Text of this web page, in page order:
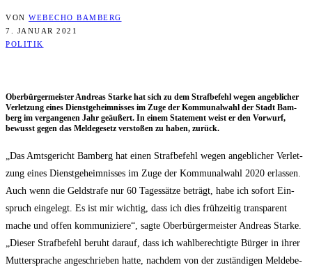
VON WEBECHO BAMBERG
7. JANUAR 2021
POLITIK
Ober­bür­ger­meis­ter Andre­as Star­ke hat sich zu dem Straf­be­fehl wegen angeb­li­cher
Ver­let­zung eines Dienst­ge­heim­nis­ses im Zuge der Kom­mu­nal­wahl der Stadt Bam­
berg im ver­gan­ge­nen Jahr geäu­ßert. In einem State­ment weist er den Vor­wurf,
bewusst gegen das Mel­de­ge­setz ver­sto­ßen zu haben, zurück.
„Das Amts­ge­richt Bam­berg hat einen Straf­be­fehl wegen angeb­li­cher Ver­let­
zung eines Dienst­ge­heim­nis­ses im Zuge der Kom­mu­nal­wahl 2020 erlas­sen.
Auch wenn die Geld­stra­fe nur 60 Tages­sät­ze beträgt, habe ich sofort Ein­
spruch ein­ge­legt. Es ist mir wich­tig, dass ich dies früh­zei­tig trans­pa­rent
mache und offen kom­mu­ni­zie­re“, sag­te Ober­bür­ger­meis­ter Andre­as Star­ke.
„Die­ser Straf­be­fehl beruht dar­auf, dass ich wahl­be­rech­tig­te Bür­ger in ihrer
Mut­ter­spra­che ange­schrie­ben hat­te, nach­dem von der zustän­di­gen Mel­de­be­